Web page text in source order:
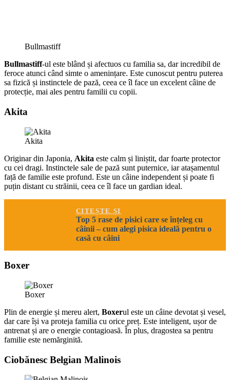
Bullmastiff
Bullmastiff-ul este blând și afectuos cu familia sa, dar incredibil de
feroce atunci când simte o amenințare. Este cunoscut pentru puterea
sa fizică și instinctele de pază, ceea ce îl face un excelent câine de
protecție, mai ales pentru familii cu copii.
Akita
Akita
Originar din Japonia, Akita este calm și liniștit, dar foarte protector
cu cei dragi. Instinctele sale de pază sunt puternice, iar atașamentul
față de familie este profund. Este un câine independent și poate fi
puțin distant cu străinii, ceea ce îl face un gardian ideal.
CITEȘTE ȘI
Top 5 rase de pisici care se înțeleg cu
câinii – cum alegi pisica ideală pentru o
casă cu câini
Boxer
Boxer
Plin de energie și mereu alert, Boxerul este un câine devotat și vesel,
dar care își va proteja familia cu orice preț. Este inteligent, ușor de
antrenat și are o energie contagioasă. În plus, dragostea sa pentru
familie este nemărginită.
Ciobănesc Belgian Malinois